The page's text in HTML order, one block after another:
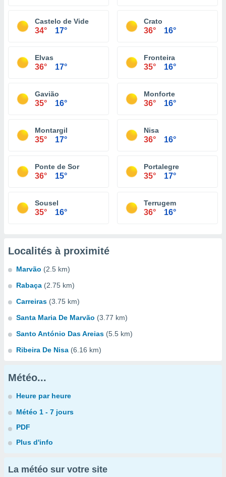
Castelo de Vide
34° 17°
Crato
36° 16°
Elvas
36° 17°
Fronteira
35° 16°
Gavião
35° 16°
Monforte
36° 16°
Montargil
35° 17°
Nisa
36° 16°
Ponte de Sor
36° 15°
Portalegre
35° 17°
Sousel
35° 16°
Terrugem
36° 16°
Localités à proximité
Marvão (2.5 km)
Rabaça (2.75 km)
Carreiras (3.75 km)
Santa Maria De Marvão (3.77 km)
Santo António Das Areias (5.5 km)
Ribeira De Nisa (6.16 km)
Météo...
Heure par heure
Météo 1 - 7 jours
PDF
Plus d'info
La météo sur votre site